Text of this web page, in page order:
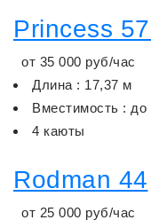
Princess
от 35 000 руб/час
Длина : 17,37 м
Вместимость : до
4 каюты
Rodman 44
от 25 000 руб/час